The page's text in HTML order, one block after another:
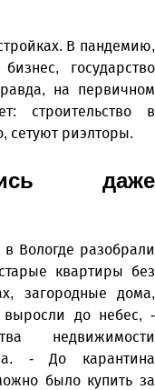
В пандемию,
государство
на первичном
строительство в
сетуют риэлторы.
даже
Вологде разобрали
квартиры без
загородные дома,
до небес, -
недвижимости
- До карантина
было купить за